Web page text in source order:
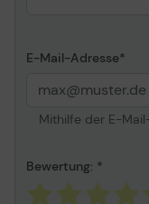
E-Mail-Adresse
Mithilfe der E-
Bewertung: